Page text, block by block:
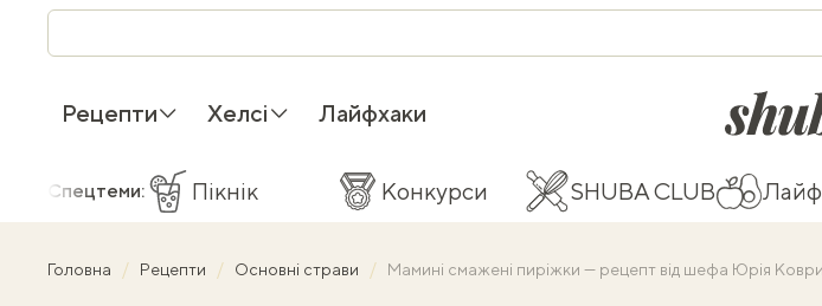
Рецепти Хелсі Лайфхаки
Спецтеми: Пікнік Конкурси SHUBA CLUB
Головна Рецепти Основні страви Мамині смажені пиріжки — рецепт від шефа Юрія